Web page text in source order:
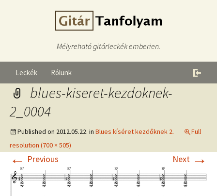
Mélyreható gitárleckék emberien.
Leckék Rólunk
blues-kiseret-kezdoknek-
2_0004
Published on 2012.05.22. in Blues kíséret kezdőknek 2.
Full
resolution (700 × 505)
← Previous Next →